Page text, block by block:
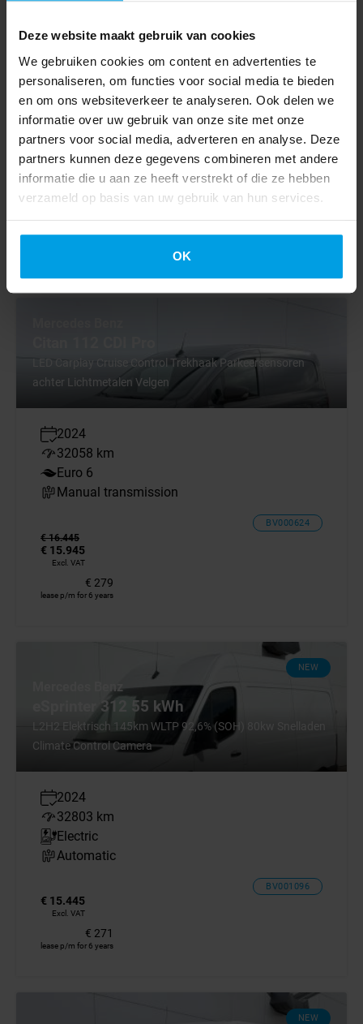
Deze website maakt gebruik van cookies
We gebruiken cookies om content en advertenties te
personaliseren, om functies voor social media te bieden
en om ons websiteverkeer te analyseren. Ook delen we
informatie over uw gebruik van onze site met onze
partners voor social media, adverteren en analyse. Deze
partners kunnen deze gegevens combineren met andere
informatie die u aan ze heeft verstrekt of die ze hebben
verzameld op basis van uw gebruik van hun services.
OK
Climate Control Camera
2023
29310 km
Electric
Automatic
BV001098
€ 15.445
€ 14.745
Excl. VAT
€ 258
LED Carplay Cruise Control Trekhaak Parkeersensoren
achter Lichtmetalen Velgen
2024
32058 km
Euro 6
Manual transmission
BV000624
€ 16.445
€ 15.945
Excl. VAT
€ 279
lease p/m for 6 years
NEW
Mercedes Benz
eSprinter 312 55 kWh
L2H2 Elektrisch 145km WLTP 92,6% (SOH) 80kw Snelladen
Climate Control Camera
2024
32803 km
Electric
Automatic
BV001096
€ 15.445
Excl. VAT
€ 271
lease p/m for 6 years
NEW